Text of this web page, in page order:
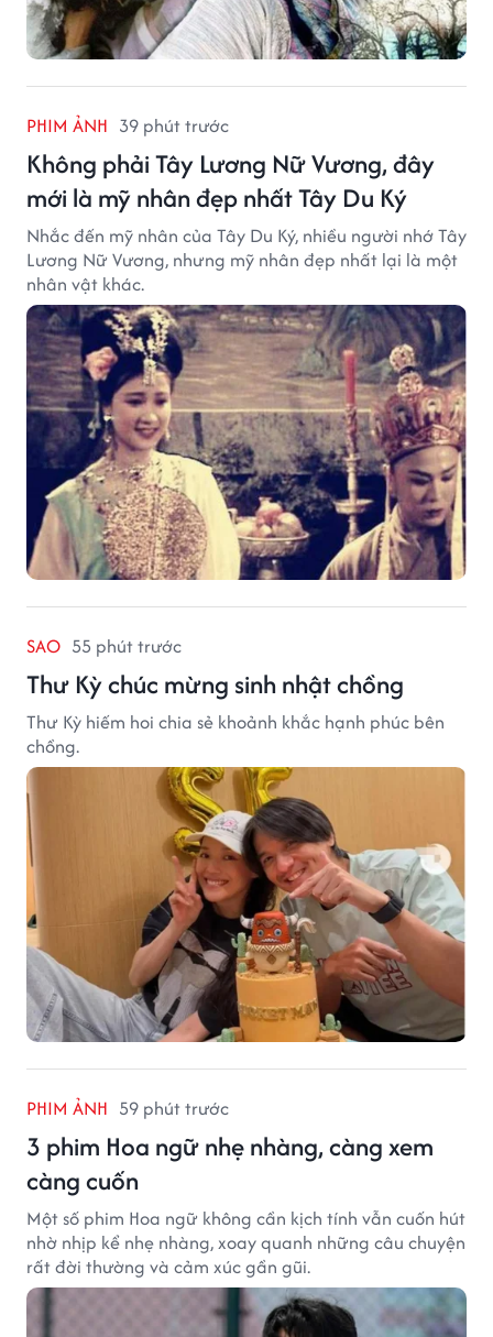
PHIM ẢNH 39 phút trước
Không phải Tây Lương Nữ Vương, đây
mới là mỹ nhân đẹp nhất Tây Du Ký
Nhắc đến mỹ nhân của Tây Du Ký, nhiều người nhớ Tây
Lương Nữ Vương, nhưng mỹ nhân đẹp nhất lại là một
nhân vật khác.
SAO 55 phút trước
Thư Kỳ chúc mừng sinh nhật chồng
Thư Kỳ hiếm hoi chia sẻ khoảnh khắc hạnh phúc bên
chồng.
PHIM ẢNH 59 phút trước
3 phim Hoa ngữ nhẹ nhàng, càng xem
càng cuốn
Một số phim Hoa ngữ không cần kịch tính vẫn cuốn hút
nhờ nhịp kể nhẹ nhàng, xoay quanh những câu chuyện
rất đời thường và cảm xúc gần gũi.